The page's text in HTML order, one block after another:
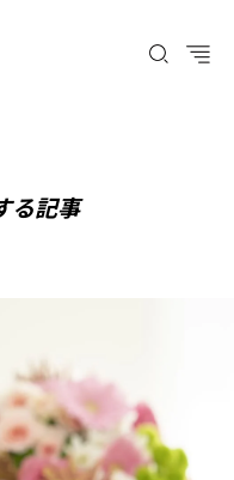
る記事